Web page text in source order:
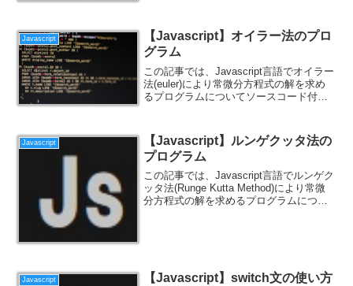
Javascript
【Javascript】オイラー法のプロ
グラム
この記事では、Javascript言語でオイラー
法(euler)により常微分方程式の解を求め
るプログラムについてソースコード付き
Javascript
【Javascript】ルンゲクッタ法の
プログラム
この記事では、Javascript言語でルンゲク
ッタ法(Runge Kutta Method)により常微
分方程式の解を求めるプログラムについ
Javascript
【Javascript】switch文の使い方